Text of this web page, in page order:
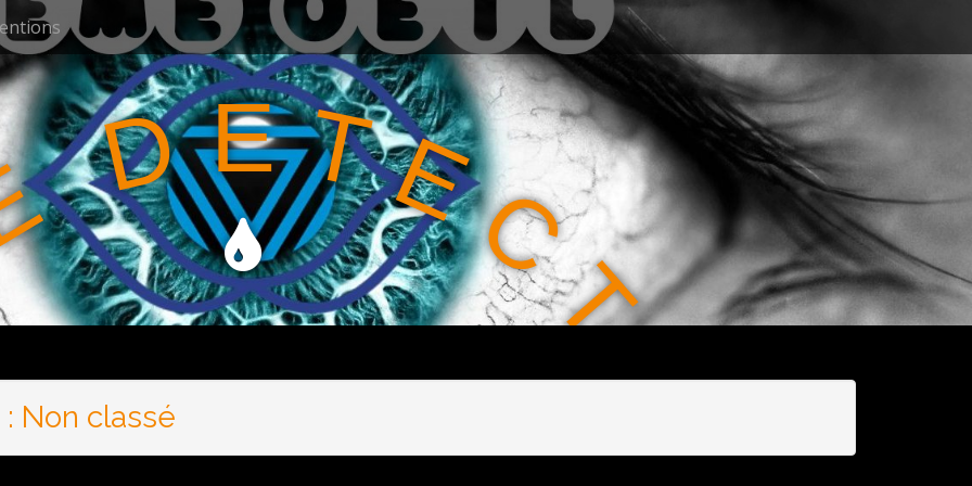
D E TEC
T
I
O
Non classé